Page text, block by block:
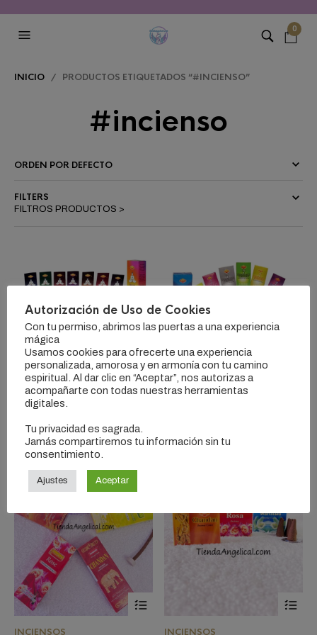
0
INICIO / PRODUCTOS ETIQUETADOS “#INCIENSO”
#incienso
FILTERS
INCIENSOS
Incienso 7 chakras
8,000.00
INCIENSOS
Incienso de los 7 Arcángeles
INCIENSOS INCIENSOS
Autorización de Uso de Cookies
Con tu permiso, abrimos las puertas a una experiencia
mágica
Usamos cookies para ofrecerte una experiencia
personalizada, amorosa y en armonía con tu camino
espiritual. Al dar clic en “Aceptar”, nos autorizas a
acompañarte con todas nuestras herramientas
digitales.
Tu privacidad es sagrada.
Jamás compartiremos tu información sin tu
consentimiento.
Ajustes Aceptar